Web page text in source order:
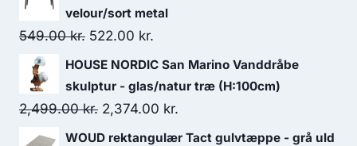
velour/sort metal
549.00kr. 522.00 kr.
HOUSE NORDIC San Marino Vanddråbe
skulptur - glas/natur træ (H:100cm)
2,499.00kr. 2,374.00 kr.
WOUD rektangulær Tact gulvtæppe - grå uld